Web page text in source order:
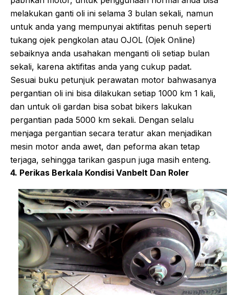
melakukan ganti oli ini selama 3 bulan sekali, namun
untuk anda yang mempunyai aktifitas penuh seperti
tukang ojek pengkolan atau OJOL (Ojek Online)
sebaiknya anda usahakan menganti oli setiap bulan
sekali, karena aktifitas anda yang cukup padat.
Sesuai buku petunjuk perawatan motor bahwasanya
pergantian oli ini bisa dilakukan setiap 1000 km 1 kali,
dan untuk oli gardan bisa sobat bikers lakukan
pergantian pada 5000 km sekali. Dengan selalu
menjaga pergantian secara teratur akan menjadikan
mesin motor anda awet, dan peforma akan tetap
terjaga, sehingga tarikan gaspun juga masih enteng.
4. Perikas Berkala Kondisi Vanbelt Dan Roler